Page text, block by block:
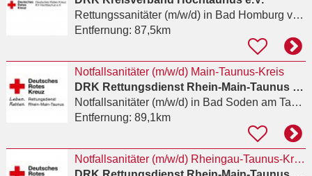
Rettungssanitäter (m/w/d)in Bad Homburg vor der Höhe
Entfernung: 87,5km
Notfallsanitäter (m/w/d) Main-Taunus-Kreis
DRK Rettungsdienst Rhein-Main-Taunus gGmbH
Notfallsanitäter (m/w/d)in Bad Soden am Taunus
Entfernung: 89,1km
Notfallsanitäter (m/w/d) Rheingau-Taunus-Kreis